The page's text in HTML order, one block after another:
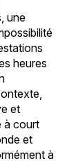
une
heures
et
à court
et
à